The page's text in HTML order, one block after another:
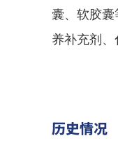
囊、软胶
养补充剂、
历史情况